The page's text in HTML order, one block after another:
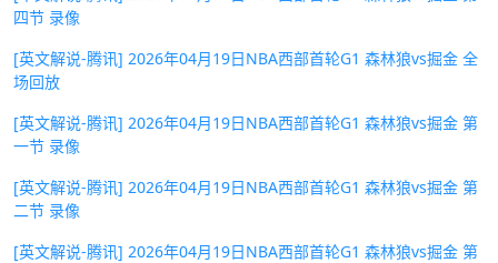
四节 录像
[英文解说-腾讯] 2026年04月19日NBA西部首轮G1 森林狼vs掘金 全
场回放
[英文解说-腾讯] 2026年04月19日NBA西部首轮G1 森林狼vs掘金 第
一节 录像
[英文解说-腾讯] 2026年04月19日NBA西部首轮G1 森林狼vs掘金 第
二节 录像
[英文解说-腾讯] 2026年04月19日NBA西部首轮G1 森林狼vs掘金 第